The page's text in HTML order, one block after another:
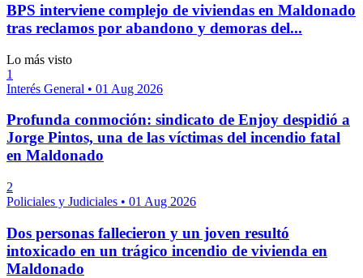
BPS interviene complejo de viviendas en Maldonado
tras reclamos por abandono y demoras del...
Lo más visto
1
Interés General • 01 Aug 2026
Profunda conmoción: sindicato de Enjoy despidió a
Jorge Pintos, una de las víctimas del incendio fatal
en Maldonado
2
Policiales y Judiciales • 01 Aug 2026
Dos personas fallecieron y un joven resultó
intoxicado en un trágico incendio de vivienda en
Maldonado